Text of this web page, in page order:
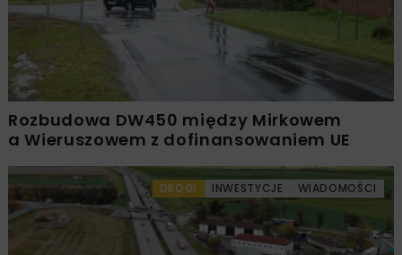
Rozbudowa DW450 między Mirkowem
a Wieruszowem z dofinansowaniem UE
DROGI INWESTYCJE WIADOMOŚCI